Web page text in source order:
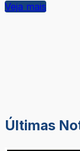
Veja mais
Últimas